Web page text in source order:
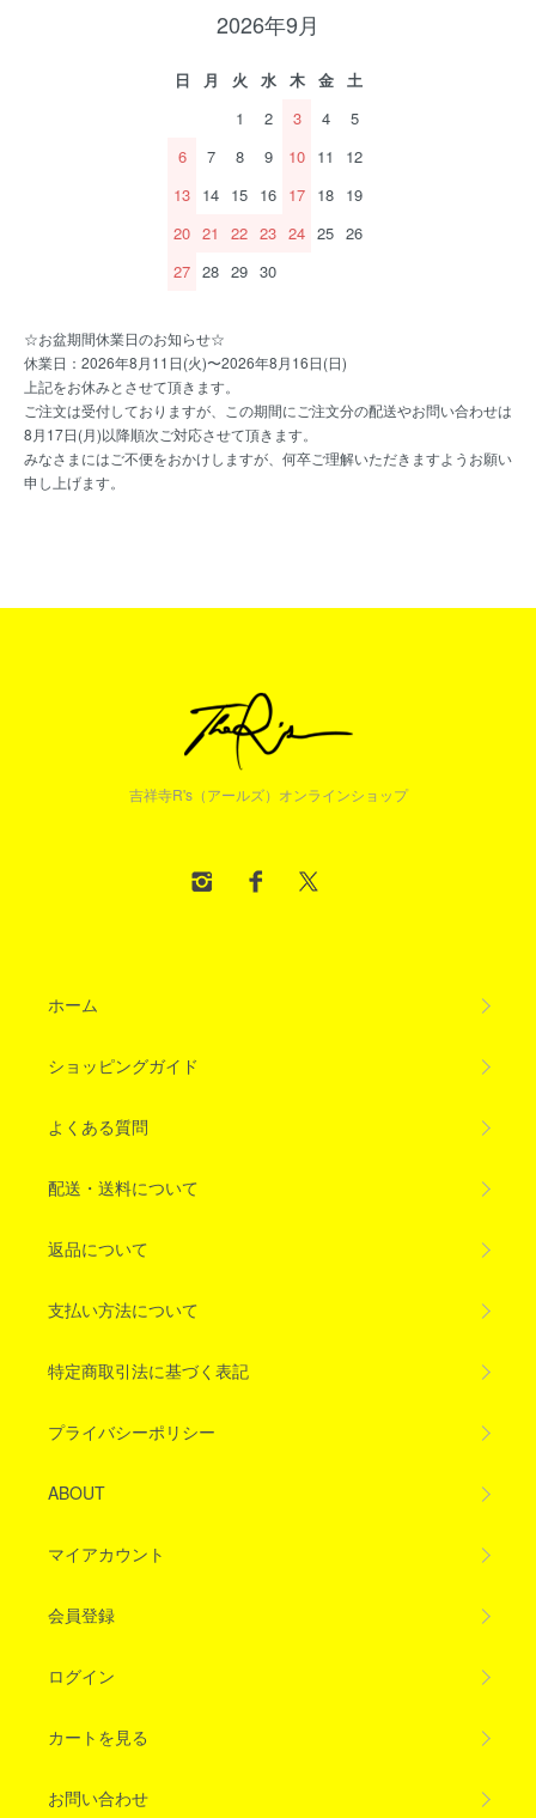
2026年9月
日 月 火 水 木 金
土
1
2 3 4
5
6
7 8 9 10 11
12
13 14 15 16 17 18 19
20 21 22 23 24 25 26
27 28 29 30
☆お盆期間休業日のお知らせ☆
休業日：2026年8月11日(火)〜2026年8月16日(日)
上記をお休みとさせて頂きます。
ご注文は受付しておりますが、この期間にご注文分の配送やお問い合わせは
8月17日(月)以降順次ご対応させて頂きます。
みなさまにはご不便をおかけしますが、何卒ご理解いただきますようお願い
申し上げます。
吉祥寺R's（アールズ）オンラインショップ
ホーム
ショッピングガイド
よくある質問
配送・送料について
返品について
支払い方法について
特定商取引法に基づく表記
プライバシーポリシー
ABOUT
マイアカウント
会員登録
ログイン
カートを見る
お問い合わせ